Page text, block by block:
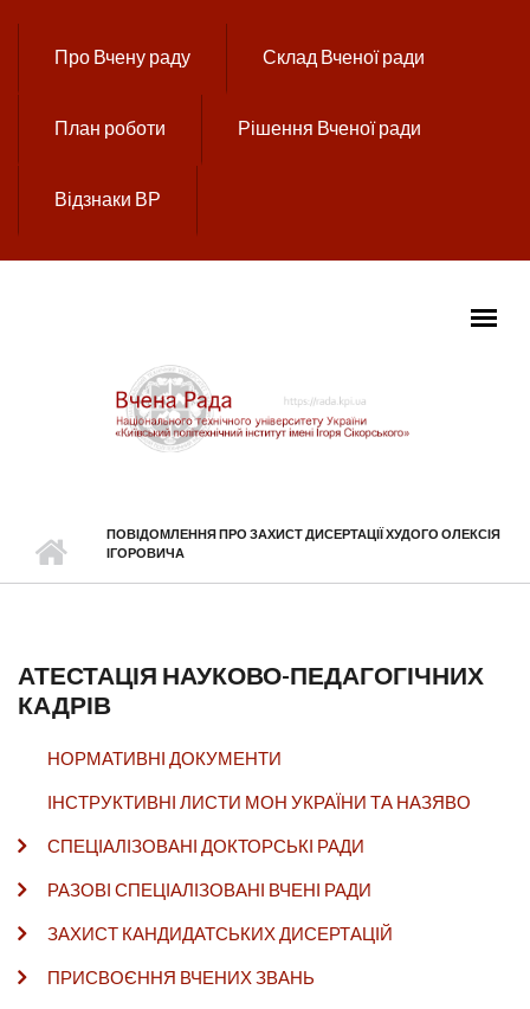
Про Вчену раду Склад Вченої ради
План роботи Рішення Вченої ради
Відзнаки ВР
ПОВІДОМЛЕННЯ ПРО ЗАХИСТ ДИСЕРТАЦІЇ ХУДОГО ОЛЕКСІЯ
ІГОРОВИЧА
АТЕСТАЦІЯ НАУКОВО-ПЕДАГОГІЧНИХ
КАДРІВ
НОРМАТИВНІ ДОКУМЕНТИ
ІНСТРУКТИВНІ ЛИСТИ МОН УКРАЇНИ ТА НАЗЯВО
СПЕЦІАЛІЗОВАНІ ДОКТОРСЬКІ РАДИ
РАЗОВІ СПЕЦІАЛІЗОВАНІ ВЧЕНІ РАДИ
ЗАХИСТ КАНДИДАТСЬКИХ ДИСЕРТАЦІЙ
ПРИСВОЄННЯ ВЧЕНИХ ЗВАНЬ